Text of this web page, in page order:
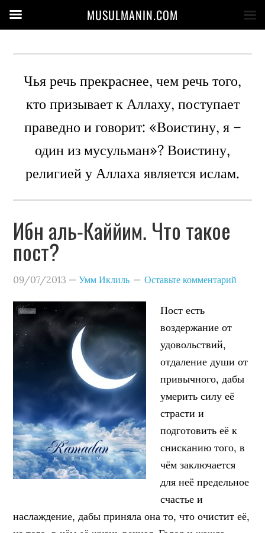
Чья речь прекраснее, чем речь того,
кто призывает к Аллаху, поступает
праведно и говорит: «Воистину, я –
один из мусульман»? Воистину,
религией у Аллаха является ислам.
Ибн аль-Каййим. Что такое
пост?
09/07/2013 —Умм Иклиль Оставьте комментарий
Пост есть
воздержание от
удовольствий,
отдаление души от
привычного, дабы
умерить силу её
страсти и
подготовить её к
снисканию того, в
чём заключается
для неё предельное
счастье и
наслаждение, дабы приняла она то, что очистит её,
MUSULMANIN.COM